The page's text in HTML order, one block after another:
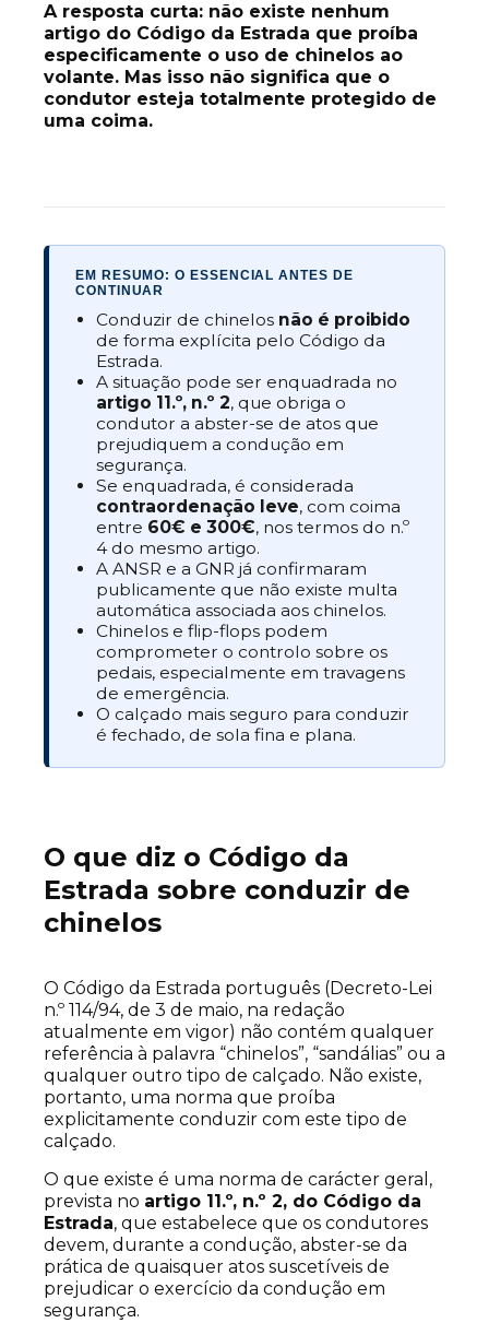
A resposta curta: não existe nenhum
artigo do Código da Estrada que proíba
especificamente o uso de chinelos ao
volante. Mas isso não significa que o
condutor esteja totalmente protegido de
uma coima.
EM RESUMO: O ESSENCIAL ANTES DE
CONTINUAR
Conduzir de chinelos não é proibido
de forma explícita pelo Código da
Estrada.
A situação pode ser enquadrada no
artigo 11.º, n.º 2, que obriga o
condutor a abster-se de atos que
prejudiquem a condução em
segurança.
Se enquadrada, é considerada
contraordenação leve, com coima
entre 60€ e 300€, nos termos do n.º
4 do mesmo artigo.
A ANSR e a GNR já confirmaram
publicamente que não existe multa
automática associada aos chinelos.
Chinelos e flip-flops podem
comprometer o controlo sobre os
pedais, especialmente em travagens
de emergência.
O calçado mais seguro para conduzir
é fechado, de sola fina e plana.
O que diz o Código da
Estrada sobre conduzir de
chinelos
O Código da Estrada português (Decreto-Lei
n.º 114/94, de 3 de maio, na redação
atualmente em vigor) não contém qualquer
referência à palavra “chinelos”, “sandálias” ou a
qualquer outro tipo de calçado. Não existe,
portanto, uma norma que proíba
explicitamente conduzir com este tipo de
calçado.
O que existe é uma norma de carácter geral,
prevista no artigo 11.º, n.º 2, do Código da
Estrada, que estabelece que os condutores
devem, durante a condução, abster-se da
prática de quaisquer atos suscetíveis de
prejudicar o exercício da condução em
segurança.